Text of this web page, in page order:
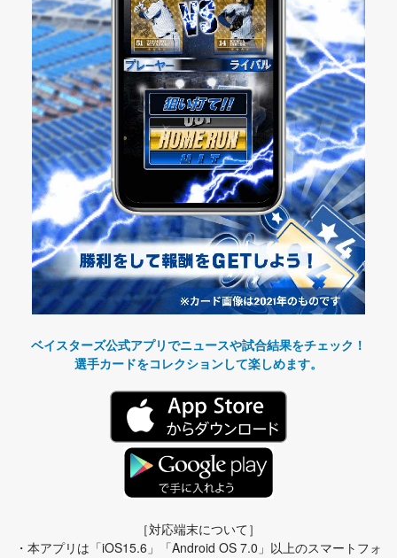
ベイスターズ公式アプリでニュースや試合結果をチェック！
選手カードをコレクションして楽しめます。
［対応端末について］
・本アプリは「iOS15.6」「Android OS 7.0」以上のスマートフォ